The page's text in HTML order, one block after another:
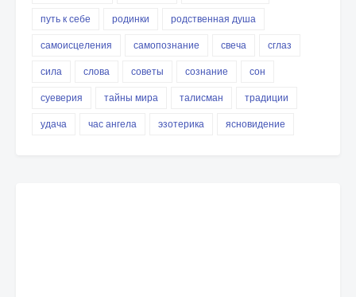
путь к себе
родинки
родственная душа
самоисцеления
самопознание свеча
сглаз
сила
слова советы сознание
сон
суеверия
тайны мира талисман
традиции
удача
час ангела эзотерика ясновидение